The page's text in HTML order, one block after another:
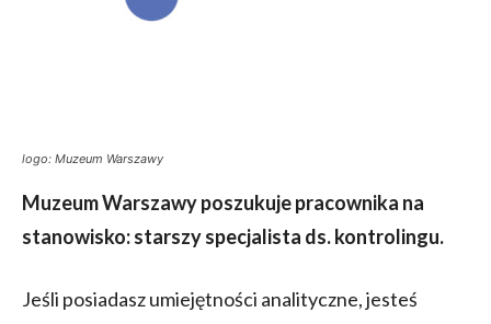
logo: Muzeum Warszawy
Muzeum Warszawyposzukuje pracownika na
stanowisko: starszy specjalista ds. kontrolingu.
Jeśli posiadasz umiejętności analityczne, jesteś